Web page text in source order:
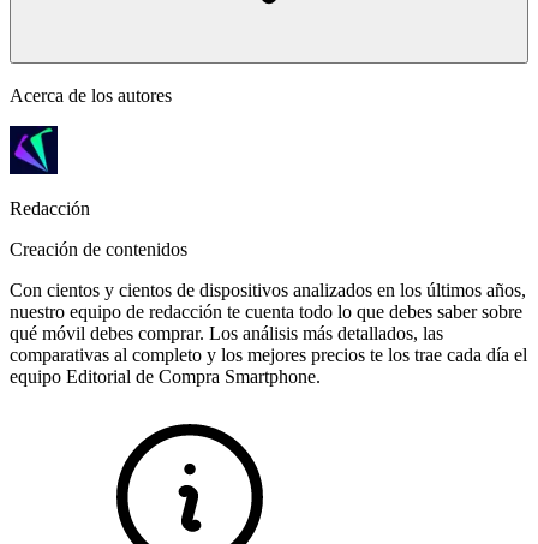
Acerca de los autores
Redacción
Creación de contenidos
Con cientos y cientos de dispositivos analizados en los últimos años,
nuestro equipo de redacción te cuenta todo lo que debes saber sobre
qué móvil debes comprar. Los análisis más detallados, las
comparativas al completo y los mejores precios te los trae cada día el
equipo Editorial de Compra Smartphone.